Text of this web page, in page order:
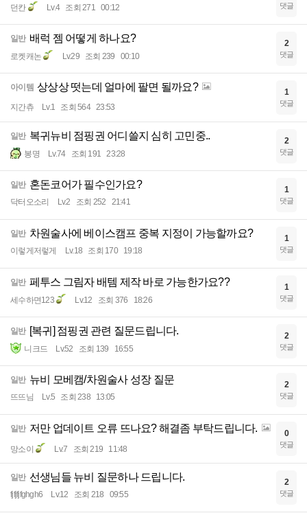
던칸 Lv.4 조회 271 00:12 댓글
일반 배럭 젬 어떻게 하나요?
로켓캐논 Lv.29 조회 239 00:10
2
댓글
아이템 상상상 떳는데 얼마에 팔면 될까요?
지간츄 Lv.1 조회 564 23:53
1
댓글
일반 복귀뉴비 점핑권 어디쓸지 심히 고민중..
봉명 Lv.74 조회 191 23:28
2
댓글
일반 혼돈코어가 필수인가요?
닥터오소리 Lv.2 조회 252 21:41
1
댓글
일반 차원술사에 베이스캠프 중복 지정이 가능할까요?
이렇게저렇게 Lv.18 조회 170 19:18
1
댓글
일반 페투스 그림자 배템 제작 바로 가능한가요??
세수하면123 Lv.12 조회 376 18:26
1
댓글
일반 [복귀] 점핑권 관련 질문드립니다.
니크드 Lv.52 조회 139 16:55
2
댓글
일반 뉴비 모베캠/차원술사 성장 질문
뜨뜨님 Lv.5 조회 238 13:05
2
댓글
일반 저만 업데이트 오류 뜨나요? 해결좀 부탁드립니다.
망소이 Lv.7 조회 219 11:48
0
댓글
일반 선생님들 뉴비 질문하나 드립니다.
fjfjfjfghgh6 Lv.12 조회 218 09:55
2
댓글